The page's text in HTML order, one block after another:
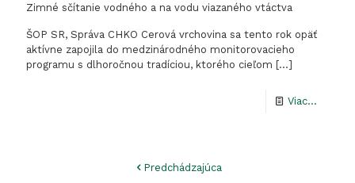
Zimné sčítanie vodného a na vodu viazaného vtáctva
ŠOP SR, Správa CHKO Cerová vrchovina sa tento rok opäť
aktívne zapojila do medzinárodného monitorovacieho
programu s dlhoročnou tradíciou, ktorého cieľom […]
Viac...
Predchádzajúca